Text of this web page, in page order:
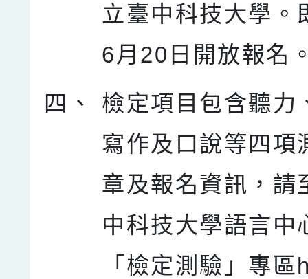
立臺中科技大學。
6月20日開放報名
四、
檢定項目包含聽力
寫作及口說等四項
章及報名資訊，請
中科技大學語言中
「檢定測驗」專